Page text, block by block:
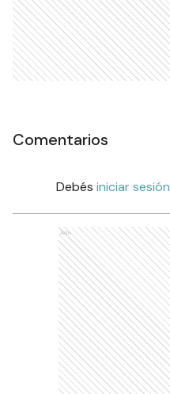
Comentarios
Debés iniciar sesión
Ads